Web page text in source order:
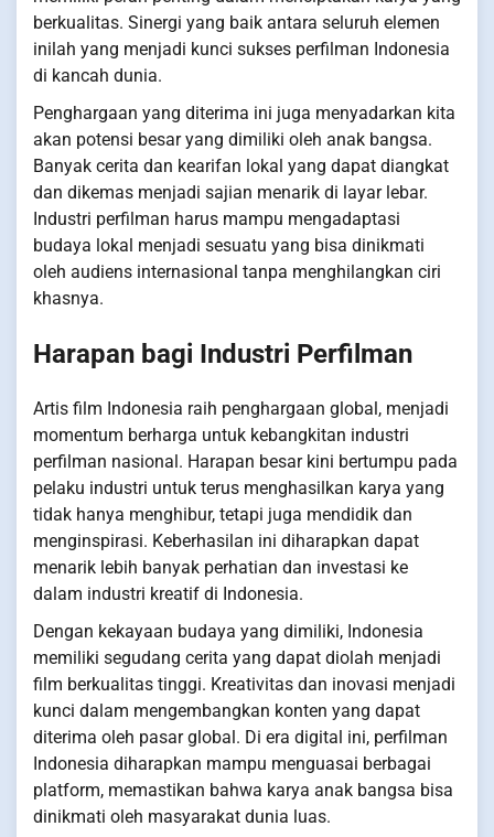
berkualitas. Sinergi yang baik antara seluruh elemen
inilah yang menjadi kunci sukses perfilman Indonesia
di kancah dunia.
Penghargaan yang diterima ini juga menyadarkan kita
akan potensi besar yang dimiliki oleh anak bangsa.
Banyak cerita dan kearifan lokal yang dapat diangkat
dan dikemas menjadi sajian menarik di layar lebar.
Industri perfilman harus mampu mengadaptasi
budaya lokal menjadi sesuatu yang bisa dinikmati
oleh audiens internasional tanpa menghilangkan ciri
khasnya.
Harapan bagi Industri Perfilman
Artis film Indonesia raih penghargaan global, menjadi
momentum berharga untuk kebangkitan industri
perfilman nasional. Harapan besar kini bertumpu pada
pelaku industri untuk terus menghasilkan karya yang
tidak hanya menghibur, tetapi juga mendidik dan
menginspirasi. Keberhasilan ini diharapkan dapat
menarik lebih banyak perhatian dan investasi ke
dalam industri kreatif di Indonesia.
Dengan kekayaan budaya yang dimiliki, Indonesia
memiliki segudang cerita yang dapat diolah menjadi
film berkualitas tinggi. Kreativitas dan inovasi menjadi
kunci dalam mengembangkan konten yang dapat
diterima oleh pasar global. Di era digital ini, perfilman
Indonesia diharapkan mampu menguasai berbagai
platform, memastikan bahwa karya anak bangsa bisa
dinikmati oleh masyarakat dunia luas.